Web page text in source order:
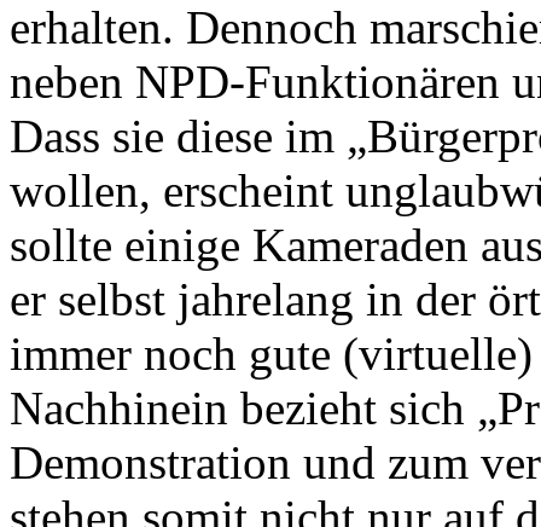
erhalten. Dennoch
neben NPD-Funktionären
Dass sie diese im
wollen, erscheint
sollte einige Kameraden
er selbst jahrelang in der
immer noch gute
Nachhinein bezieht sich
Demonstration und zum
stehen somit nicht nur auf